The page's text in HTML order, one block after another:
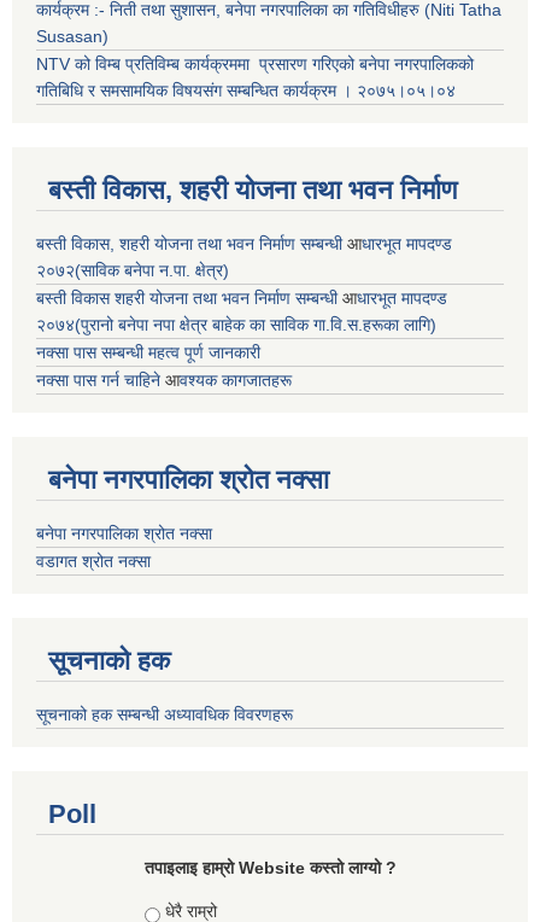
कार्यक्रम :- निती तथा सुशासन, बनेपा नगरपालिका का गतिविधीहरु (Niti Tatha
Susasan)
NTV को विम्ब प्रतिविम्ब कार्यक्रममा प्रसारण गरिएकोबनेपा नगरपालिकको
गतिबिधि र समसामयिक विषयसंग सम्बन्धित कार्यक्रम । २०७५।०५।०४
बस्ती विकास, शहरी योजना तथा भवन निर्माण
बस्ती विकास, शहरी योजना तथा भवन निर्माण सम्बन्धीआधारभूत मापदण्ड
२०७२(साविक बनेपा न.पा. क्षेत्र)
बस्ती विकास शहरी योजना तथा भवन निर्माण सम्बन्धीआधारभूत मापदण्ड
२०७४(पुरानो बनेपा नपा क्षेत्र बाहेक का साविक गा.वि.स.हरूका लागि)
नक्सा पास सम्बन्धी महत्व पूर्ण जानकारी
नक्सा पास गर्न चाहिने आवश्यक कागजातहरू
बनेपा नगरपालिका श्रोत नक्सा
बनेपा नगरपालिका श्रोत नक्सा
वडागत श्रोत नक्सा
सूचनाको हक
सूचनाको हक सम्बन्धी अध्यावधिक विवरणहरू
Poll
तपाइलाइ हाम्रो Website कस्तो लाग्यो ?
Choices
धेरै राम्रो